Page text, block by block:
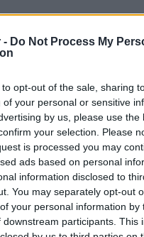
- Do Not Process My
to opt-out of the sale, sharing
of your personal or sensitive
by us, please use the
your selection. Please
is processed you may
ads based on personal
information disclosed to
You may separately opt-out
your personal information by
downstream participants. This